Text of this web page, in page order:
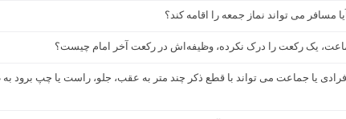
مسافر می تواند نماز جمعه را اقامه کند؟
یک رکعت را درک نکرده، وظیفه‌اش در رکعت آخر امام چیست؟
فرادی یا جماعت می تواند با قطع ذکر چند متر به عقب، جلو، راست یا چپ برود